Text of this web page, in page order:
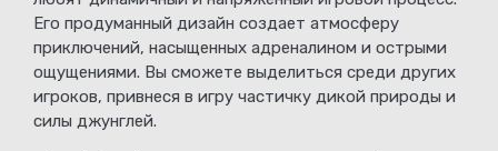
Его продуманный дизайн создает атмосферу
приключений, насыщенных адреналином и острыми
ощущениями. Вы сможете выделиться среди других
игроков, привнеся в игру частичку дикой природы и
силы джунглей.